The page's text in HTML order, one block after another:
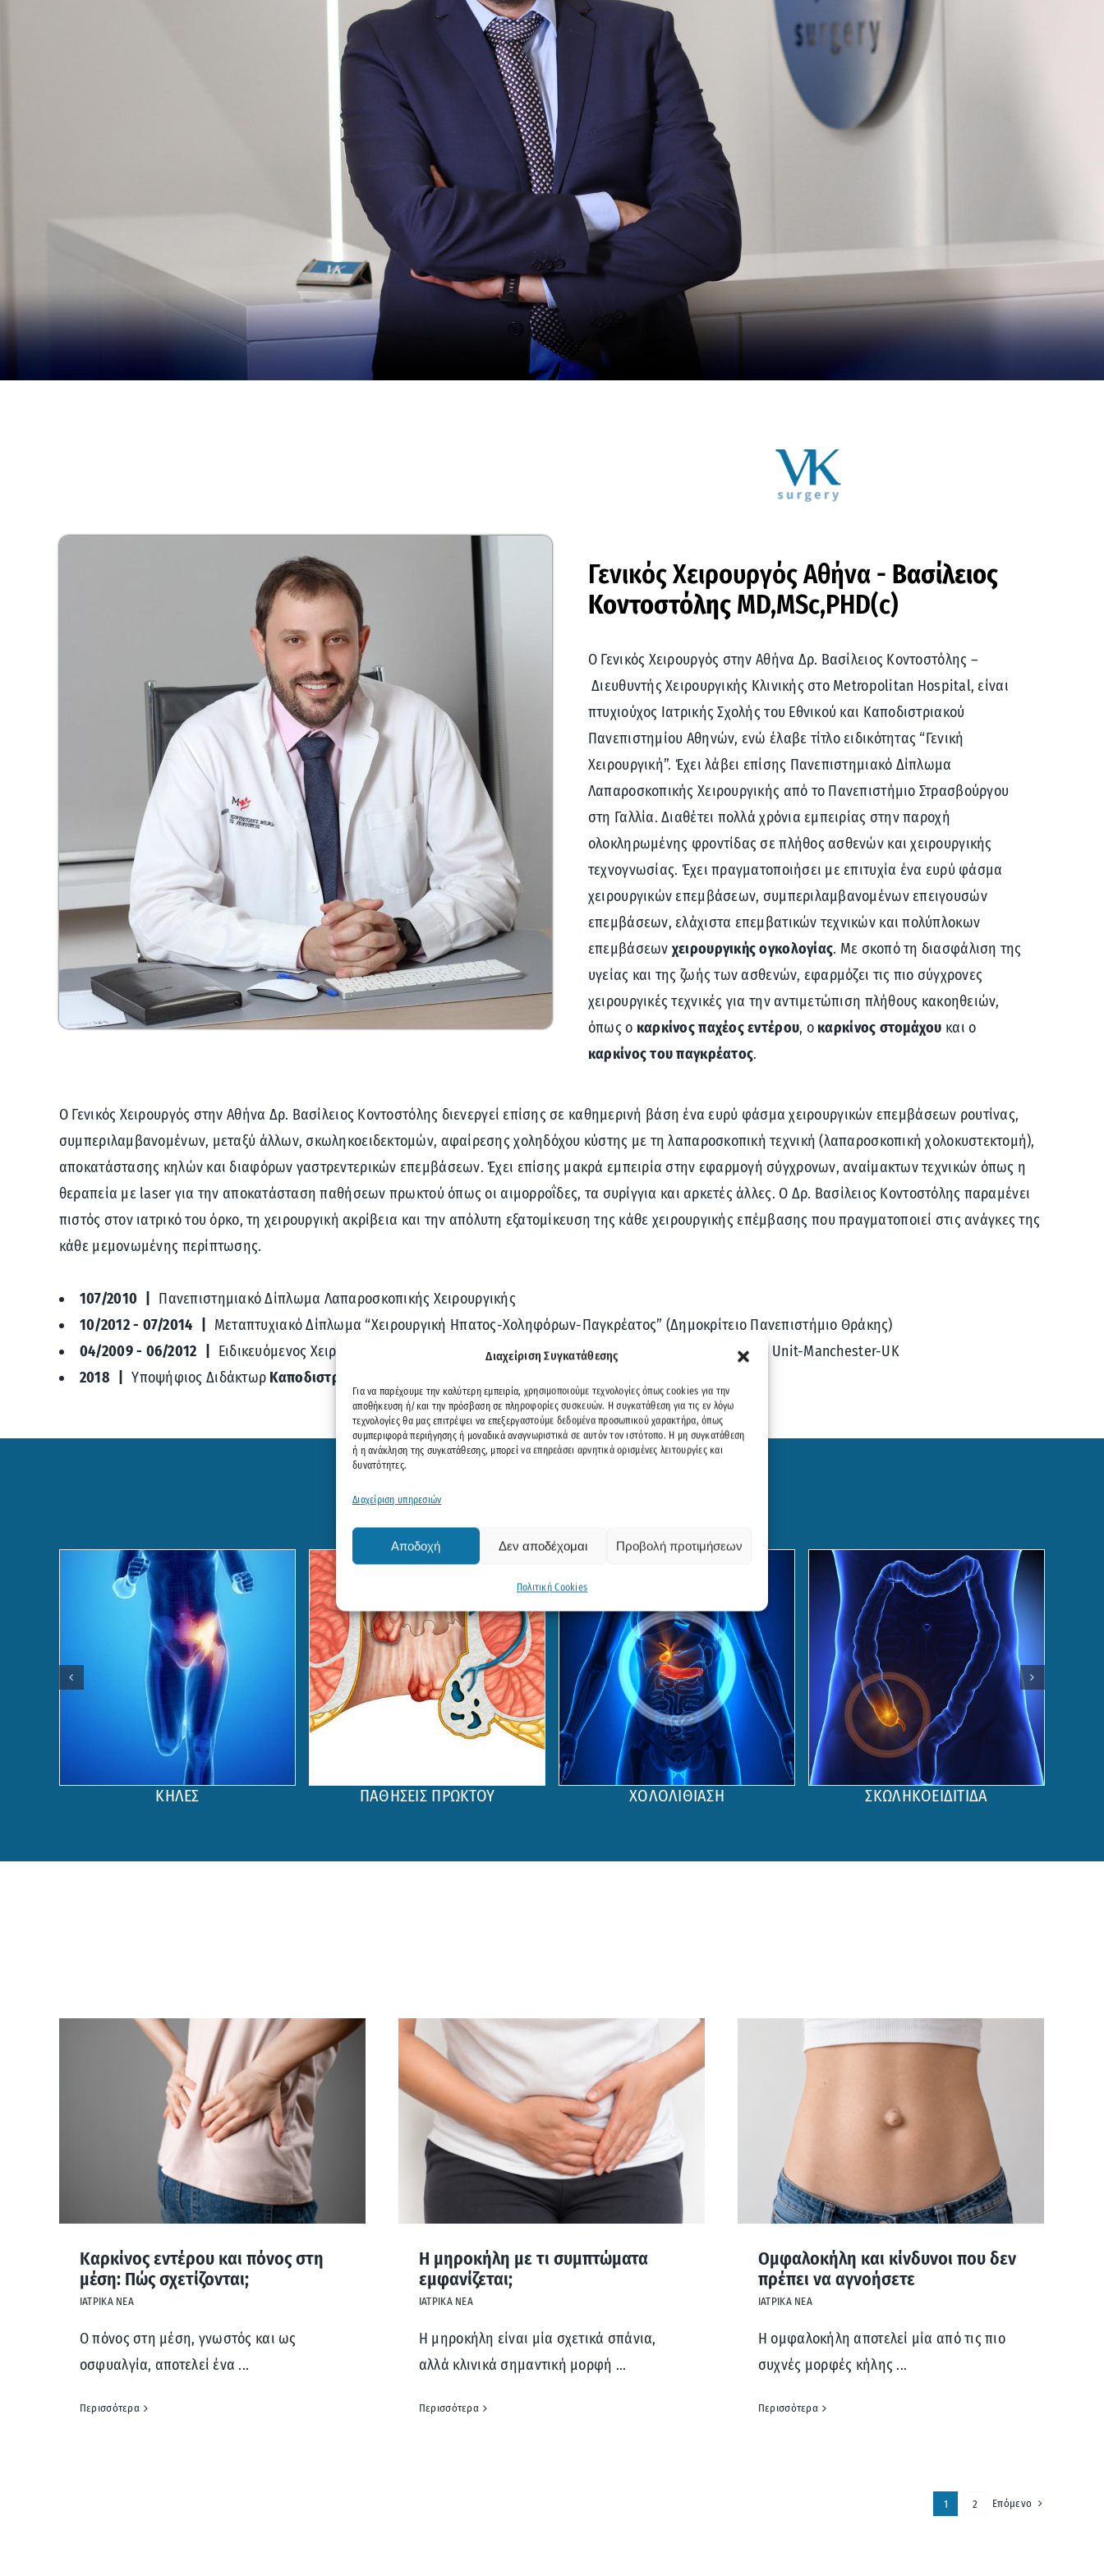
Διαχείριση Συγκατάθεσης
Για να παρέχουμε την καλύτερη εμπειρία, χρησιμοποιούμε τεχνολογίες όπως cookies για την
αποθήκευση ή/και την πρόσβαση σε πληροφορίες συσκευών. Η συγκατάθεση για τις εν λόγω
τεχνολογίες θα μας επιτρέψει να επεξεργαστούμε δεδομένα προσωπικού χαρακτήρα, όπως
συμπεριφορά περιήγησης ή μοναδικά αναγνωριστικά σε αυτόν τον ιστότοπο. Η μη συγκατάθεση
ή η ανάκληση της συγκατάθεσης, μπορεί να επηρεάσει αρνητικά ορισμένες λειτουργίες και
δυνατότητες.
Διαχείριση υπηρεσιών
Αποδοχή Δεν αποδέχομαι Προβολή προτιμήσεων
Πολιτική Cookies
Γενικός Χειρουργός Αθήνα - Βασίλειος
ΚοντοστόληςMD,MSc,PHD(c)
Ο Γενικός Χειρουργός στην Αθήνα Δρ. Βασίλειος Κοντοστόλης –
Διευθυντής Χειρουργικής Κλινικής στο Metropolitan Hospital, είναι
πτυχιούχος Ιατρικής Σχολής του Εθνικού και Καποδιστριακού
Πανεπιστημίου Αθηνών, ενώ έλαβε τίτλο ειδικότητας “Γενική
Χειρουργική”. Έχει λάβει επίσης Πανεπιστημιακό Δίπλωμα
Λαπαροσκοπικής Χειρουργικής από το Πανεπιστήμιο Στρασβούργου
στη Γαλλία. Διαθέτει πολλά χρόνια εμπειρίας στην παροχή
ολοκληρωμένης φροντίδας σε πλήθος ασθενών και χειρουργικής
τεχνογνωσίας. Έχει πραγματοποιήσει με επιτυχία ένα ευρύ φάσμα
χειρουργικών επεμβάσεων, συμπεριλαμβανομένων επειγουσών
επεμβάσεων, ελάχιστα επεμβατικών τεχνικών και πολύπλοκων
επεμβάσεων χειρουργικής ογκολογίας. Με σκοπό τη διασφάλιση της
υγείας και της ζωής των ασθενών, εφαρμόζει τις πιο σύγχρονες
χειρουργικές τεχνικές για την αντιμετώπιση πλήθους κακοηθειών,
όπως ο καρκίνος παχέος εντέρου, οκαρκίνος στομάχου και ο
καρκίνος του παγκρέατος.
Ο Γενικός Χειρουργός στην Αθήνα Δρ. Βασίλειος Κοντοστόλης διενεργεί επίσης σε καθημερινή βάση ένα ευρύ φάσμα χειρουργικών επεμβάσεων ρουτίνας,
συμπεριλαμβανομένων, μεταξύ άλλων, σκωληκοειδεκτομών, αφαίρεσης χοληδόχου κύστης με τη λαπαροσκοπική τεχνική (λαπαροσκοπική χολοκυστεκτομή),
αποκατάστασης κηλών και διαφόρων γαστρεντερικών επεμβάσεων. Έχει επίσης μακρά εμπειρία στην εφαρμογή σύγχρονων, αναίμακτων τεχνικών όπως η
θεραπεία με laser για την αποκατάσταση παθήσεων πρωκτού όπως οι αιμορροΐδες, τα συρίγγια και αρκετές άλλες. Ο Δρ. Βασίλειος Κοντοστόλης παραμένει
πιστός στον ιατρικό του όρκο, τη χειρουργική ακρίβεια και την απόλυτη εξατομίκευση της κάθε χειρουργικής επέμβασης που πραγματοποιεί στις ανάγκες της
κάθε μεμονωμένης περίπτωσης.
107/2010
Πανεπιστημιακό Δίπλωμα Λαπαροσκοπικής Χειρουργικής
10/2012 - 07/2014
Μεταπτυχιακό Δίπλωμα “Χειρουργική Ηπατος-Χοληφόρων-Παγκρέατος” (Δημοκρίτειο Πανεπιστήμιο Θράκης)
04/2009 - 06/2012
Ειδικευόμενος Χειρουργικής -Specialist Registrar (SpR) Manchester Royal Infirmary-HPB Unit-Manchester-UK
2018
Υποψήφιος Διδάκτωρ Καποδιστριακού Πανεπιστημίου Αθηνών
ΠΕΡΙΣΣΌΤΕΡΑ
ΚΗΛΕΣ ΠΑΘΗΣΕΙΣ ΠΡΩΚΤΟΥ ΧΟΛΟΛΙΘΙΑΣΗ ΣΚΩΛΗΚΟΕΙΔΙΤΙΔΑ
Καρκίνος εντέρου και πόνος στη
μέση: Πώς σχετίζονται;
ΙΑΤΡΙΚΑ ΝΕΑ
Ο πόνος στη μέση, γνωστός και ως
οσφυαλγία, αποτελεί ένα ...
Περισσότερα
Η μηροκήλη με τι συμπτώματα
εμφανίζεται;
ΙΑΤΡΙΚΑ ΝΕΑ
Η μηροκήλη είναι μία σχετικά σπάνια,
αλλά κλινικά σημαντική μορφή ...
Περισσότερα
Ομφαλοκήλη και κίνδυνοι που δεν
πρέπει να αγνοήσετε
ΙΑΤΡΙΚΑ ΝΕΑ
Η ομφαλοκήλη αποτελεί μία από τις πιο
συχνές μορφές κήλης ...
Περισσότερα
1 2 Επόμενο